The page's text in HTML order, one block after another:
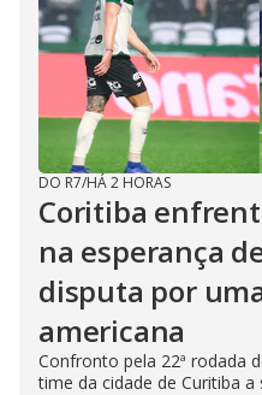
DO R7/HÁ 2 HORAS
Coritiba
na esperança
disputa por
americana
Confronto pela 22ª rodada
time da cidade de Curitiba